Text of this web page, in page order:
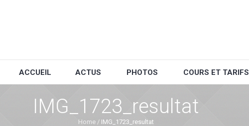
ACCUEIL ACTUS PHOTOS COURS ET TARIFS
IMG_1723_resultat
Home / IMG_1723_resultat